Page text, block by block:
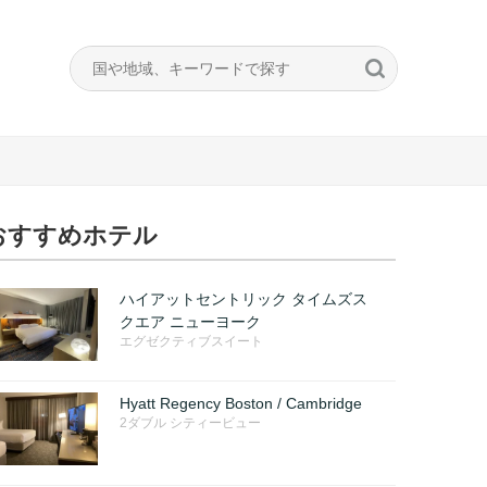
すすめホテル
ハイアットセントリック タイムズス
クエア ニューヨーク
エグゼクティブスイート
Hyatt Regency Boston / Cambridge
2ダブル シティービュー